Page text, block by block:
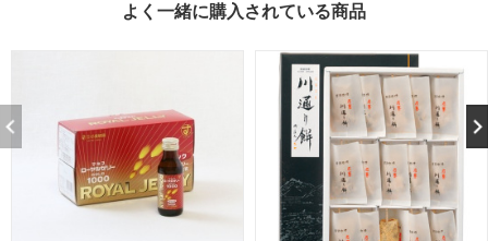
よく一緒に購入されている商品